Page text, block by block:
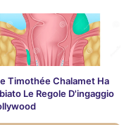
Timothée Chalamet Ha
Le Regole D'ingaggio